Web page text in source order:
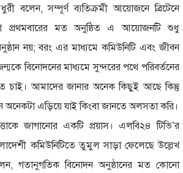
বলেন, সম্পূর্ণ ব্যতিক্রমী আয়োজনে ব্রিটেনে
প্রথমবারের মত অনুষ্ঠিত এ আয়োজনটি শুধু
নয়; বরং এর মাধ্যমে কমিউনিটি এবং জীবন
বিনোদনের মাধ্যমে সুন্দরের পথে পরিবর্তনের
চাই। আমাদের জানার অনেক কিছুই আছে কিন্তু
অনেকটা এড়িয়ে যাই কিংবা জানতে অলসতা করি।
জাগানোর একটি প্রয়াস। এলবি২৪ টিভি’র
কমিউনিটিতে তুমুল সাড়া ফেলেছে উল্লেখ
গতানুগতিক বিনোদন অনুষ্ঠানের মত কোনো